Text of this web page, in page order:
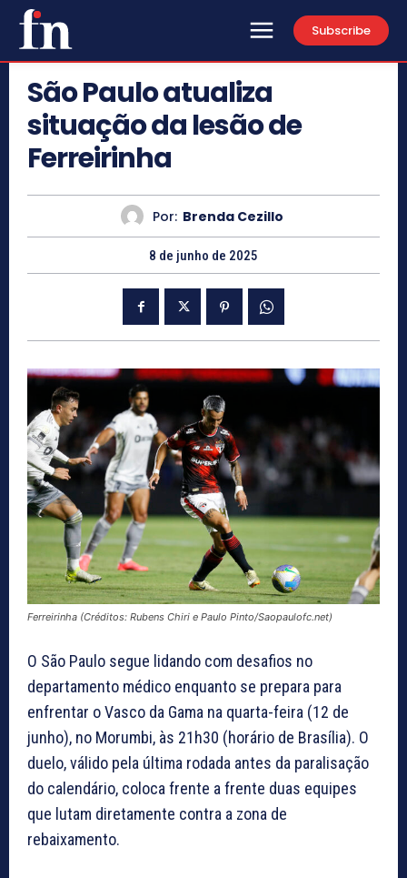
Subscribe
São Paulo atualiza
situação da lesão de
Ferreirinha
Por: Brenda Cezillo
8 de junho de 2025
Ferreirinha (Créditos: Rubens Chiri e Paulo Pinto/Saopaulofc.net)
O São Paulo segue lidando com desafios no
departamento médico enquanto se prepara para
enfrentar o Vasco da Gama na quarta-feira (12 de
junho), no Morumbi, às 21h30 (horário de Brasília). O
duelo, válido pela última rodada antes da paralisação
do calendário, coloca frente a frente duas equipes
que lutam diretamente contra a zona de
rebaixamento.